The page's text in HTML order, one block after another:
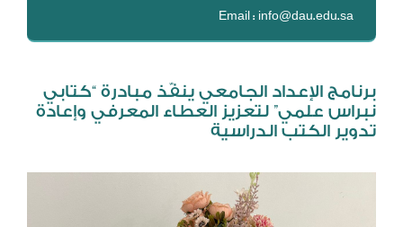
Email : info@dau.edu.sa
برنامج الإعداد الجامعي ينفّذ مبادرة “كتابي
نبراس علمي” لتعزيز العطاء المعرفي وإعادة
تدوير الكتب الدراسية